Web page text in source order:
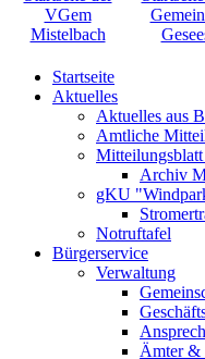
Startseite
Aktuelles
Aktuelles aus
Amtliche
Archiv
gKU
Notruftafel
Bürgerservice
Verwaltung
Ämter &